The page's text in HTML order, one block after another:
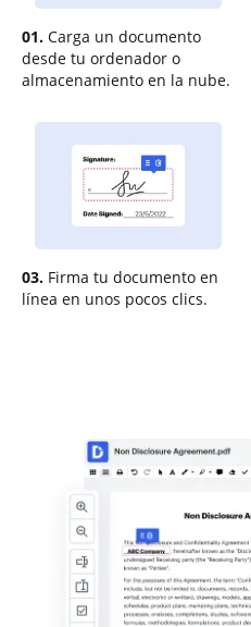
01. Carga un documento
desde tu ordenador o
almacenamiento en la nube.
03. Firma tu documento en
línea en unos pocos clics.